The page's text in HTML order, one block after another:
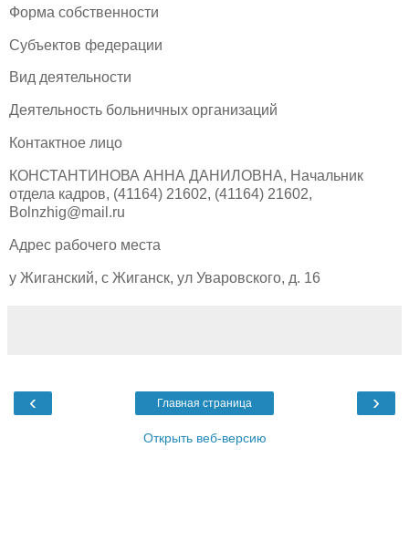
Форма собственности
Субъектов федерации
Вид деятельности
Деятельность больничных организаций
Контактное лицо
КОНСТАНТИНОВА АННА ДАНИЛОВНА, Начальник
отдела кадров, (41164) 21602, (41164) 21602,
Bolnzhig@mail.ru
Адрес рабочего места
у Жиганский, с Жиганск, ул Уваровского, д. 16
‹ ›
Главная страница
Открыть веб-версию